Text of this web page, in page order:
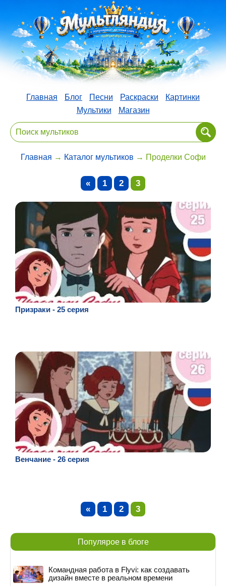
Главная Блог Песни Раскраски
Картинки
Мультики
Магазин
Главная → Каталог мультиков → Проделки Софи
« 1 2 3
Призраки - 25 серия
Венчание - 26 серия
« 1 2 3
Популярое в блоге
Командная работа в Flyvi: как создавать
дизайн вместе в реальном времени